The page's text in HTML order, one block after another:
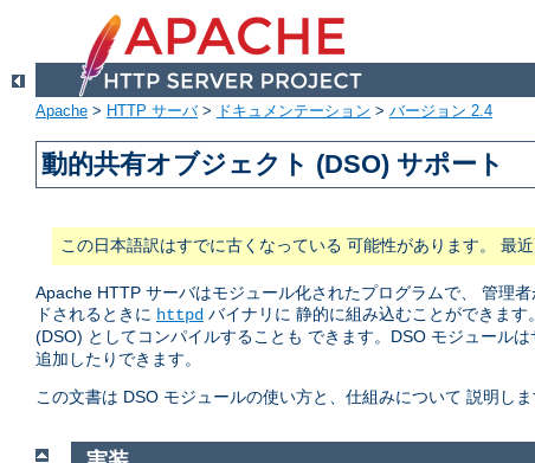
Apache > HTTP サーバ> ドキュメンテーション > バージョン 2.4
動的共有オブジェクト (DSO) サポート
この日本語訳はすでに古くなっている 可能性があります。 最
Apache HTTP サーバはモジュール化されたプログラムで、 管理
ドされるときに httpd バイナリに 静的に組み込むことができます
(DSO) としてコンパイルすることも できます。DSO モジュール
追加したりできます。
この文書は DSO モジュールの使い方と、仕組みについて 説明しま